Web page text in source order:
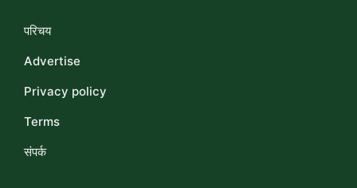
परिचय
Advertise
Privacy policy
Terms
संपर्क